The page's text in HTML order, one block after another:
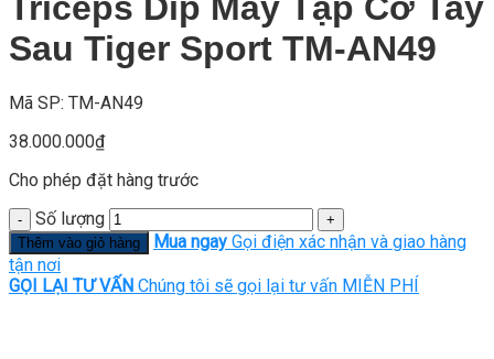
Sau Tiger Sport TM-AN49
Mã SP: TM-AN49
38.000.000₫
Cho phép đặt hàng trước
Số lượng
Thêm vào giỏ hàng Mua ngay Gọi điện xác nhận và giao hàng
tận nơi
GỌI LẠI TƯ VẤN Chúng tôi sẽ gọi lại tư vấn MIỄN PHÍ